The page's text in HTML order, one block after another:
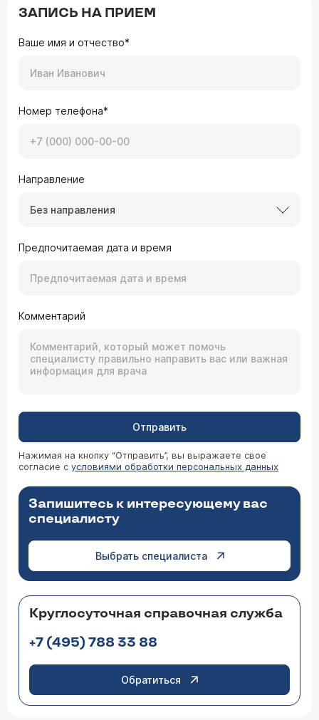
ЗАПИСЬ НА ПРИЕМ
Ваше имя и отчество*
Номер телефона*
Направление
Без направления
Предпочитаемая дата и время
Комментарий
Отправить
Нажимая на кнопку “Отправить”, вы выражаете свое
согласие с условиями обработки персональных данных
Запишитесь к интересующему вас
специалисту
Выбрать специалиста
Круглосуточная справочная служба
+7 (495) 788 33 88
Обратиться